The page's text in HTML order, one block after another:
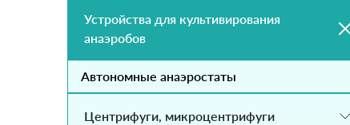
Устройства для культивирования
анаэробов
Автономные анаэростаты
Центрифуги, микроцентрифуги